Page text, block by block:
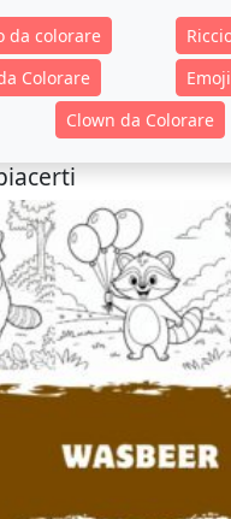
da colorare
Colorare
Clown da Colorare